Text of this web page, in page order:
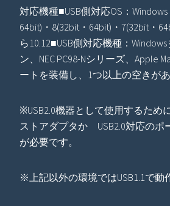
対応機種■USB側対応OS：Windows
64bit)・8(32bit・64bit)・7(32bit・
ら10.12■USB側対応機種：Windows
ン、NEC PC98-Nシリーズ、Apple
ートを装備し、1つ以上の空きがあ
※USB2.0機器として使用するため
ストアダプタか USB2.0対応のポ
が必要です。
※上記以外の環境ではUSB1.1で動